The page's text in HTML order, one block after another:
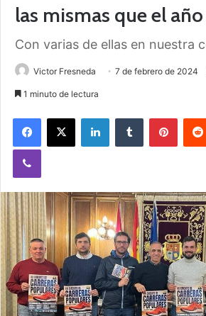
las mismas que el
Con varias de ellas en nuestra
Victor Fresneda 7 de febrero de 2024
1 minuto de lectura